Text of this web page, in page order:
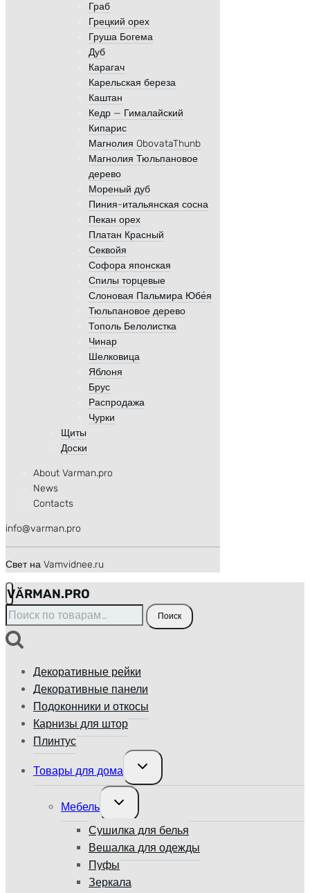
Граб
Грецкий орех
Груша Богема
Дуб
Карагач
Карельская береза
Каштан
Кедр — Гималайский
Кипарис
Магнолия ObovataThunb
Магнолия Тюльпановое
дерево
Мореный дуб
Пиния-итальянская сосна
Пекан орех
Платан Красный
Секвойя
Софора японская
Спилы торцевые
Слоновая Пальмира Юбе́я
Тюльпановое дерево
Тополь Белолистка
Чинар
Шелковица
Яблоня
Брус
Распродажа
Чурки
Щиты
Доски
About Varman.pro
News
Contacts
info@varman.pro
Свет на Vamvidnee.ru
VӐRMAN.PRO
Искать: Поиск
Декоративные рейки
Декоративные панели
Подоконники и откосы
Карнизы для штор
Плинтус
Товары для дома
Переключить
дочернее
Мебель
Переключить
дочернее
Сушилка для белья
Вешалка для одежды
Пуфы
Зеркала